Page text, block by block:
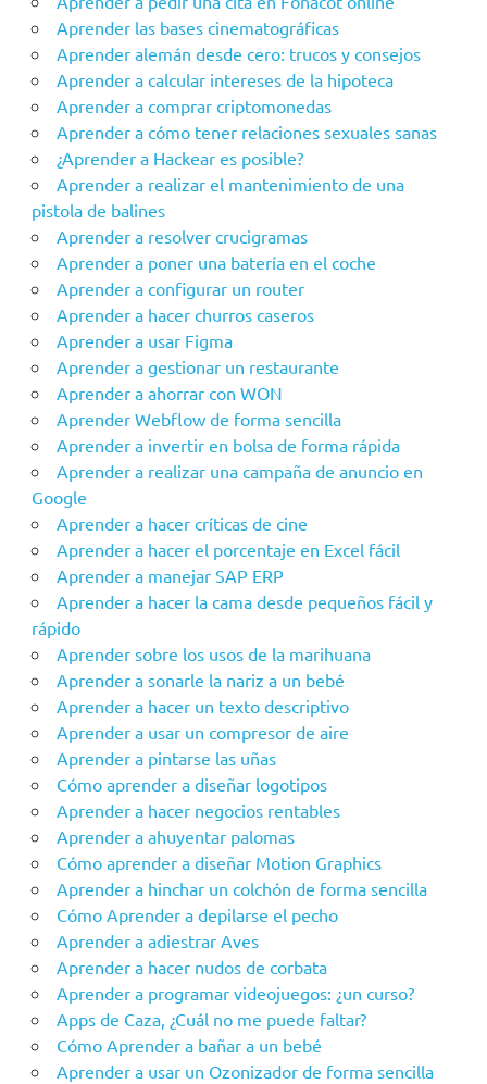
Aprender las bases cinematográficas
Aprender alemán desde cero: trucos y consejos
Aprender a calcular intereses de la hipoteca
Aprender a comprar criptomonedas
Aprender a cómo tener relaciones sexuales sanas
¿Aprender a Hackear es posible?
Aprender a realizar el mantenimiento de una
pistola de balines
Aprender a resolver crucigramas
Aprender a poner una batería en el coche
Aprender a configurar un router
Aprender a hacer churros caseros
Aprender a usar Figma
Aprender a gestionar un restaurante
Aprender a ahorrar con WON
Aprender Webflow de forma sencilla
Aprender a invertir en bolsa de forma rápida
Aprender a realizar una campaña de anuncio en
Google
Aprender a hacer críticas de cine
Aprender a hacer el porcentaje en Excel fácil
Aprender a manejar SAP ERP
Aprender a hacer la cama desde pequeños fácil y
rápido
Aprender sobre los usos de la marihuana
Aprender a sonarle la nariz a un bebé
Aprender a hacer un texto descriptivo
Aprender a usar un compresor de aire
Aprender a pintarse las uñas
Cómo aprender a diseñar logotipos
Aprender a hacer negocios rentables
Aprender a ahuyentar palomas
Cómo aprender a diseñar Motion Graphics
Aprender a hinchar un colchón de forma sencilla
Cómo Aprender a depilarse el pecho
Aprender a adiestrar Aves
Aprender a hacer nudos de corbata
Aprender a programar videojuegos: ¿un curso?
Apps de Caza, ¿Cuál no me puede faltar?
Cómo Aprender a bañar a un bebé
Aprender a usar un Ozonizador de forma sencilla